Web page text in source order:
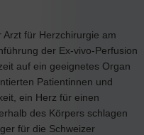
für Herzchirurgie am
der Ex-vivo-Perfusion
auf ein geeignetes Organ
Patientinnen und
ein Herz für einen
des Körpers schlagen
für die Schweizer